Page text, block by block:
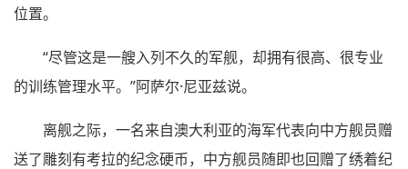
位置。
“尽管这是一艘入列不久的军舰，却拥有很高、很专业
的训练管理水平。”阿萨尔·尼亚兹说。
离舰之际，一名来自澳大利亚的海军代表向中方舰员赠
送了雕刻有考拉的纪念硬币，中方舰员随即也回赠了绣着纪